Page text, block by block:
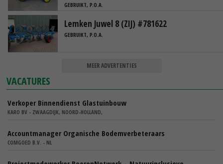
GEBRUIKT, P.O.A.
Lemken Juwel 8 (ZIJ) #781622
GEBRUIKT, P.O.A.
MEER ADVERTENTIES
VACATURES
Verkoper Binnendienst Glastuinbouw
KARO BV - ZWAAGDIJK, NOORD-HOLLAND,
Accountmanager Organische Bodemverbeteraars
COMGOED B.V. - NL